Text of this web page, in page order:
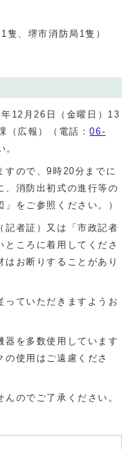
、堺市消防局1隻）
12月26日（金曜日）13
（広報）（電話：06-
。
すので、9時20分までに
、消防出初式の進行等の
をご参照ください。）
記者証）又は「市政記者
ころに着用してくださ
お断りすることがあり
っていただきますようお
器を多数使用しています
使用はご遠慮くださ
のでご了承ください。